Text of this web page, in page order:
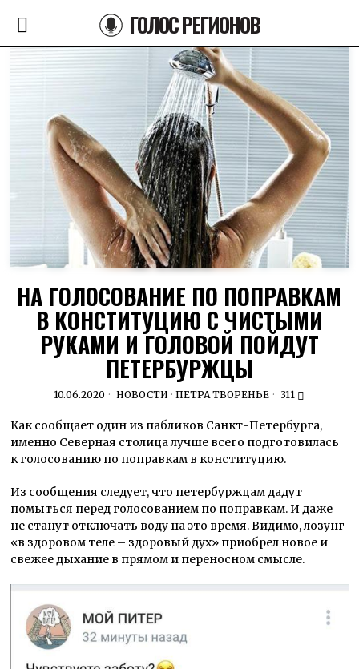
ГОЛОС РЕГИОНОВ
НА ГОЛОСОВАНИЕ ПО ПОПРАВКАМ
В КОНСТИТУЦИЮ С ЧИСТЫМИ
РУКАМИ И ГОЛОВОЙ ПОЙДУТ
ПЕТЕРБУРЖЦЫ
10.06.2020 НОВОСТИ · ПЕТРА ТВОРЕНЬЕ 311
Как сообщает один из пабликов Санкт-Петербурга,
именно Северная столица лучше всего подготовилась
к голосованию по поправкам в конституцию.
Из сообщения следует, что петербуржцам дадут
помыться перед голосованием по поправкам. И даже
не станут отключать воду на это время. Видимо, лозунг
«в здоровом теле – здоровый дух» приобрел новое и
свежее дыхание в прямом и переносном смысле.